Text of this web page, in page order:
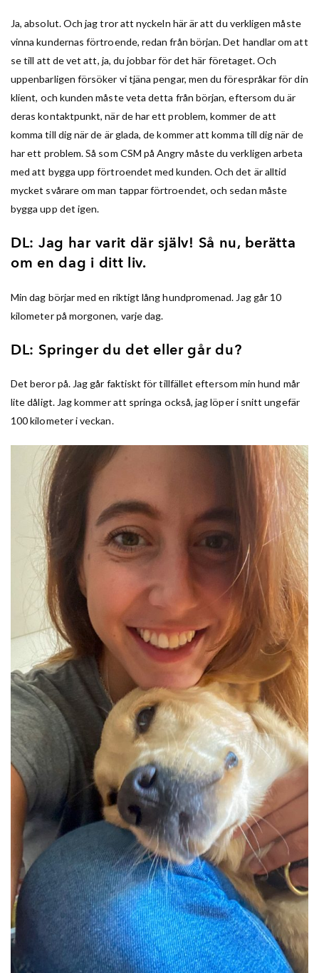
Ja, absolut. Och jag tror att nyckeln här är att du verkligen måste
vinna kundernas förtroende, redan från början. Det handlar om att
se till att de vet att, ja, du jobbar för det här företaget. Och
uppenbarligen försöker vi tjäna pengar, men du förespråkar för din
klient, och kunden måste veta detta från början, eftersom du är
deras kontaktpunkt, när de har ett problem, kommer de att
komma till dig när de är glada, de kommer att komma till dig när de
har ett problem. Så som CSM på Angry måste du verkligen arbeta
med att bygga upp förtroendet med kunden. Och det är alltid
mycket svårare om man tappar förtroendet, och sedan måste
bygga upp det igen.
DL: Jag har varit där själv! Så nu, berätta
om en dag i ditt liv.
Min dag börjar med en riktigt lång hundpromenad. Jag går 10
kilometer på morgonen, varje dag.
DL: Springer du det eller går du?
Det beror på. Jag går faktiskt för tillfället eftersom min hund mår
lite dåligt. Jag kommer att springa också, jag löper i snitt ungefär
100 kilometer i veckan.